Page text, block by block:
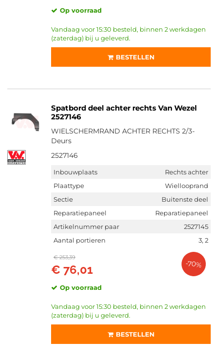
Op voorraad
Vandaag voor 15:30 besteld, binnen 2 werkdagen
(zaterdag) bij u geleverd.
BESTELLEN
Spatbord deel achter rechts Van Wezel
2527146
WIELSCHERMRAND ACHTER RECHTS 2/3-
Deurs
2527146
Inbouwplaats
Rechts achter
Plaattype
Wiellooprand
Sectie
Buitenste deel
Reparatiepaneel
Reparatiepaneel
Artikelnummer paar
2527145
Aantal portieren
3, 2
€ 253,39
€ 76,01 -70%
Op voorraad
Vandaag voor 15:30 besteld, binnen 2 werkdagen
(zaterdag) bij u geleverd.
BESTELLEN